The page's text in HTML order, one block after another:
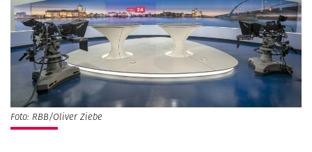
Foto: RBB/Oliver Ziebe